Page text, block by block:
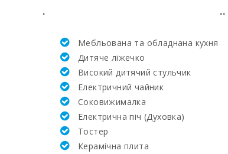
Жила площа (м2):
Поле для гольфу La Reserva Rotana (км):
Поле для гольфа Vall d´Or Golf (км):
Школа верхової їзди Son Menut (км):
.
Мебльована та обладнана кухня
Дитяче ліжечко
Високий дитячий стульчик
Електричний чайник
Соковижималка
Електрична піч (Духовка)
Тостер
Керамічна плита
..